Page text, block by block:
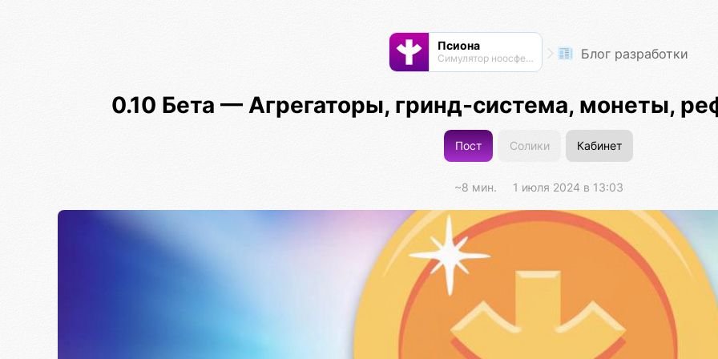
Псиона
Cимулятор ноосферы Блог разработки
0.10 Бета — Агрегаторы, гринд-система, монеты,
Пост Солики Кабинет
~8 мин. 1 июля 2024 в 13:03